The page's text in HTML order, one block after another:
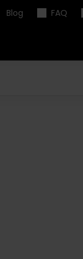
Blog FAQ